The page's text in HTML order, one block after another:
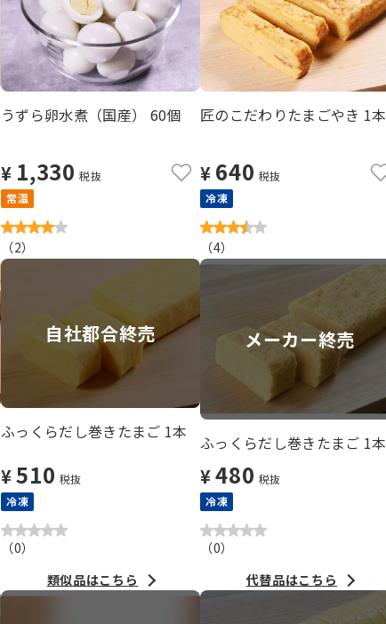
うずら卵水煮（国産） 60個
¥ 1,330 税抜
常温
（2）
匠のこだわりたまごやき 1本
¥ 640 税抜
冷凍
（4）
自社都合終売
ふっくらだし巻きたまご 1本
¥510 税抜
冷凍
（0）
類似品はこちら
メーカー終売
ふっくらだし巻きたまご 1本
¥480 税抜
冷凍
（0）
代替品はこちら